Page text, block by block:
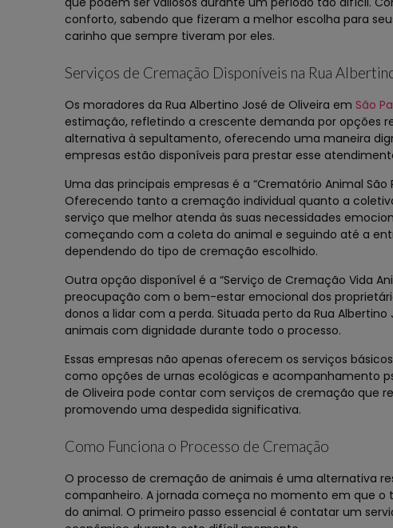
conforto, sabendo que fizeram a melhor escolha para
carinho que sempre tiveram por eles.
Serviços de Cremação Disponíveis na Rua
Os moradores da Rua Albertino José de Oliveira em São
estimação, refletindo a crescente demanda por opções
alternativa à sepultamento, oferecendo uma maneira
empresas estão disponíveis para prestar esse
Uma das principais empresas é a “Crematório Animal
Oferecendo tanto a cremação individual quanto a
serviço que melhor atenda às suas necessidades
começando com a coleta do animal e seguindo até a
dependendo do tipo de cremação escolhido.
Outra opção disponível é a “Serviço de Cremação Vida
preocupação com o bem-estar emocional dos
donos a lidar com a perda. Situada perto da Rua
animais com dignidade durante todo o processo.
Essas empresas não apenas oferecem os serviços
como opções de urnas ecológicas e acompanhamento
de Oliveira pode contar com serviços de cremação que
promovendo uma despedida significativa.
Como Funciona o Processo de Cremação
O processo de cremação de animais é uma alternativa
companheiro. A jornada começa no momento em que
do animal. O primeiro passo essencial é contatar um